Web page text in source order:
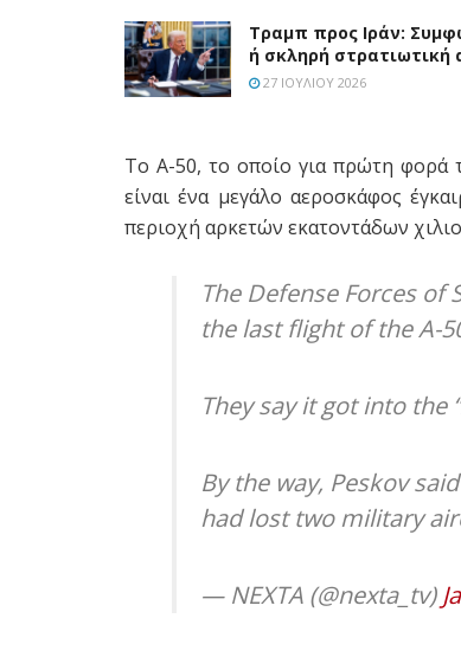
Τραμπ προς Ιράν:
ή σκληρή
27 ΙΟΥΛΊΟΥ 2026
Το Α-50, το οποίο για πρώτη φορά
είναι ένα μεγάλο αεροσκάφος
περιοχή αρκετών εκατοντάδων
The Defense Forces
the last flight of the A-
They say it got into the
By the way, Peskov
had lost two military
— NEXTA (@nexta_tv)